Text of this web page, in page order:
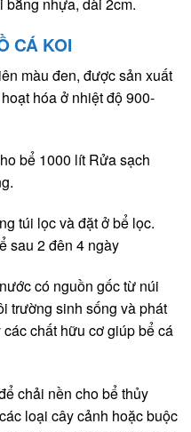
bằng nhựa, dài 2cm.
CÁ KOI
màu đen, được sản xuất
hóa ở nhiệt độ 900-
bể 1000 lít Rửa sạch
túi lọc và đặt ở bể lọc.
sau 2 đên 4 ngày
có nguồn gốc từ núi
trường sinh sống và phát
chất hữu cơ giúp bể cá
chải nền cho bể thủy
loại cây cảnh hoặc buộc